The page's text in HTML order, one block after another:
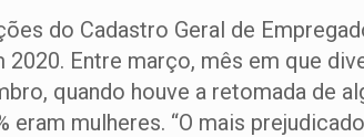
do Cadastro Geral de
Entre março, mês em que
quando houve a retomada de
eram mulheres. “O mais